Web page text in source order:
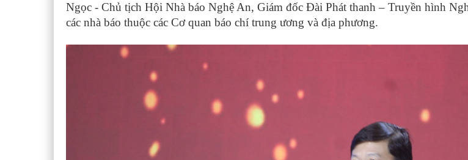
Ngọc - Chủ tịch Hội Nhà báo Nghệ An, Giám đốc Đài Phát thanh – Truyền hình
các nhà báo thuộc các Cơ quan báo chí trung ương và địa phương.